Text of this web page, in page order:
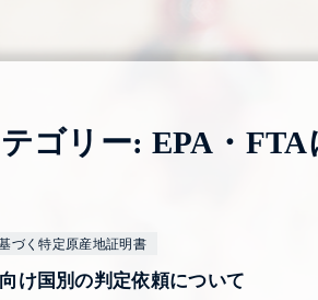
ゴリー: EPA・
づく特定原産地証明書
け国別の判定依頼について